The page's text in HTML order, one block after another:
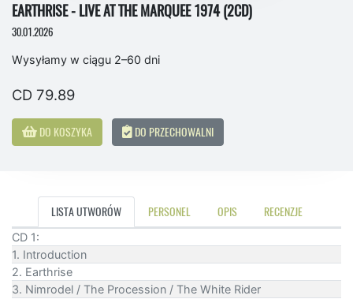
EARTHRISE - LIVE AT THE MARQUEE 1974 (2CD)
30.01.2026
Wysyłamy w ciągu 2–60 dni
CD 79.89
DO KOSZYKA DO PRZECHOWALNI
LISTA UTWORÓW PERSONEL OPIS RECENZJE
CD 1:
1. Introduction
2. Earthrise
3. Nimrodel / The Procession / The White Rider